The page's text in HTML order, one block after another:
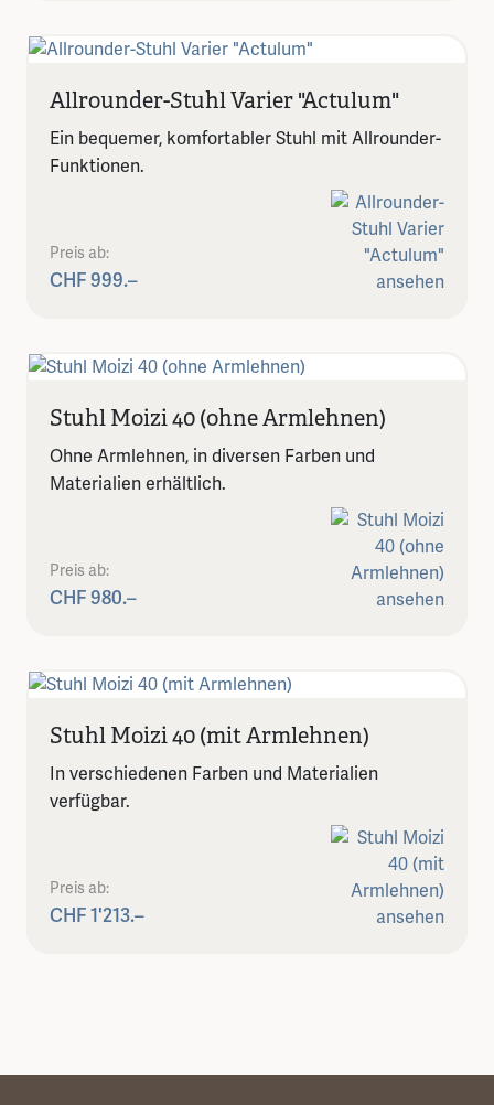
Allrounder-Stuhl Varier "Actulum"
Ein bequemer, komfortabler Stuhl mit Allrounder-
Funktionen.
Preis ab:
CHF 999.–
Stuhl Moizi 40 (ohne Armlehnen)
Ohne Armlehnen, in diversen Farben und
Materialien erhältlich.
Preis ab:
CHF 980.–
Stuhl Moizi 40 (mit Armlehnen)
In verschiedenen Farben und Materialien
verfügbar.
Preis ab:
CHF 1'213.–